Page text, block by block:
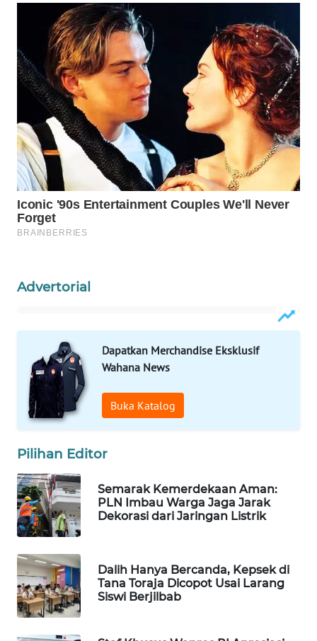
Advertorial
Dapatkan Merchandise Eksklusif
Wahana News
Buka Katalog
Pilihan Editor
Semarak Kemerdekaan Aman:
PLN Imbau Warga Jaga Jarak
Dekorasi dari Jaringan Listrik
Dalih Hanya Bercanda, Kepsek di
Tana Toraja Dicopot Usai Larang
Siswi Berjilbab
WAHANA
DESA
WISATA
LAPAK
WAHANA
Wahana
Network
KONSUMEN
LISTRIK
WALINKI
MAWAKA
ID
MARTABAT
NET
PLN
MKLI
LKKI
KOPEKLIN